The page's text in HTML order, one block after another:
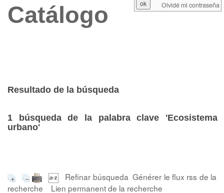
Catálogo
Resultado de la búsqueda
1 búsqueda de la palabra clave 'Ecosistema
urbano'
Refinar búsqueda Générer le flux rss de la
recherche
Lien permanent de la recherche
Olvidé mi contraseña